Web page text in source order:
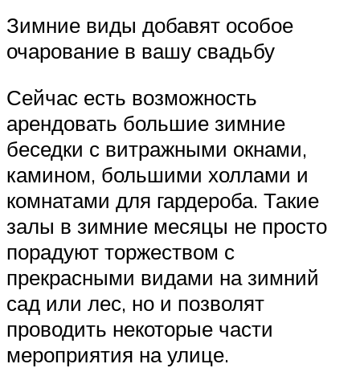
Зимние виды добавят особое
очарование в вашу свадьбу
Сейчас есть возможность
арендовать большие зимние
беседки с витражными окнами,
камином, большими холлами и
комнатами для гардероба. Такие
залы в зимние месяцы не просто
порадуют торжеством с
прекрасными видами на зимний
сад или лес, но и позволят
проводить некоторые части
мероприятия на улице.